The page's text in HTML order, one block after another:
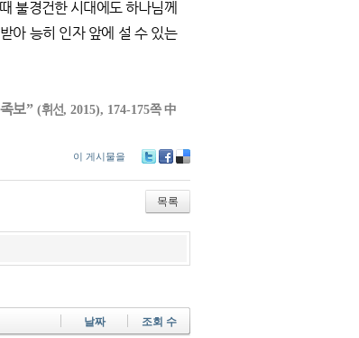
불경건한 시대에도 하나님께
아 능히 인자 앞에 설 수 있는
보” (휘선, 2015), 174-175쪽 中
이 게시물을
bo
ok
ou
s
목록
날짜 조회 수